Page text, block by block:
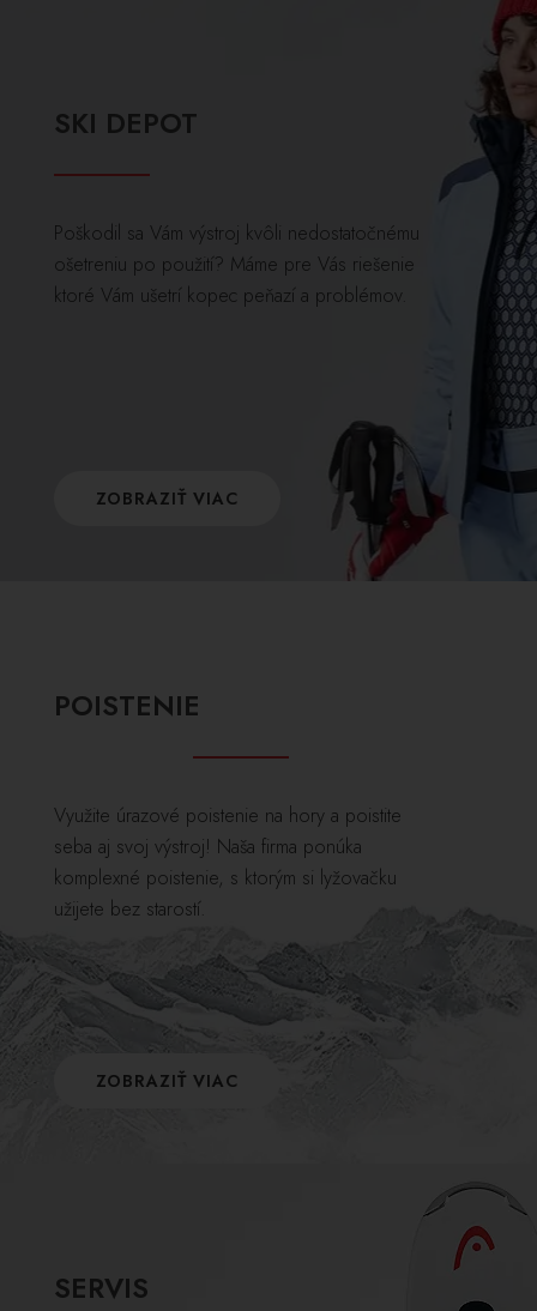
SKI DEPOT
Poškodil sa Vám výstroj kvôli nedostatočnému
ošetreniu po použití? Máme pre Vás riešenie
ktoré Vám ušetrí kopec peňazí a problémov.
ZOBRAZIŤ VIAC
POISTENIE
Využite úrazové poistenie na hory a poistite
seba aj svoj výstroj! Naša firma ponúka
komplexné poistenie, s ktorým si lyžovačku
užijete bez starostí.
ZOBRAZIŤ VIAC
SERVIS